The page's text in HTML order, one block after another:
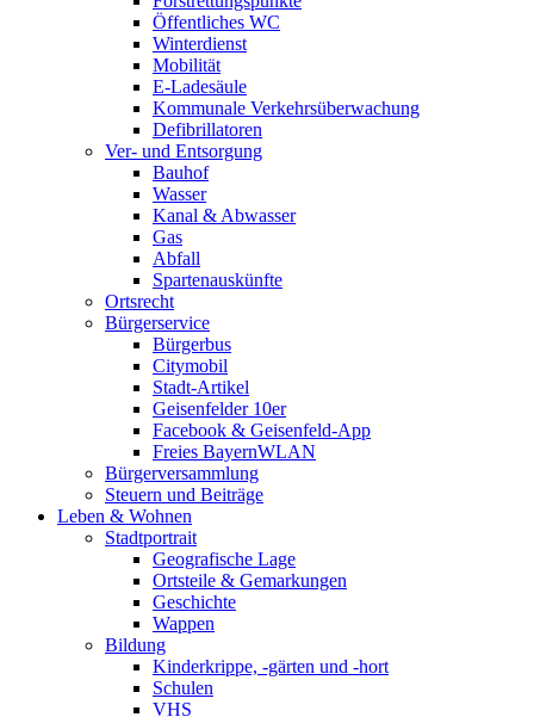
Öffentliches WC
Winterdienst
Mobilität
E-Ladesäule
Kommunale Verkehrsüberwachung
Defibrillatoren
Ver- und Entsorgung
Bauhof
Wasser
Kanal & Abwasser
Gas
Abfall
Spartenauskünfte
Ortsrecht
Bürgerservice
Bürgerbus
Citymobil
Stadt-Artikel
Geisenfelder 10er
Facebook & Geisenfeld-App
Freies BayernWLAN
Bürgerversammlung
Steuern und Beiträge
Leben & Wohnen
Stadtportrait
Geografische Lage
Ortsteile & Gemarkungen
Geschichte
Wappen
Bildung
Kinderkrippe, -gärten und -hort
Schulen
VHS